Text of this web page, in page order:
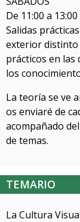
De 11:00 a
Salidas
exterior distinto
prácticos en las
los
La teoría se ve
os enviaré de
acompañado
de temas.
TEMARIO
La Cultura